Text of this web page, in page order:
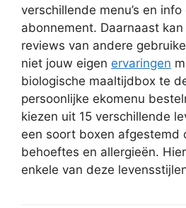
verschillende menu’s en
abonnement. Daarnaast
reviews van andere
niet jouw eigen ervaringen
biologische maaltijdbox te
persoonlijke ekomenu
kiezen uit 15 verschillende
een soort boxen afgestemd
behoeftes en allergieën.
enkele van deze